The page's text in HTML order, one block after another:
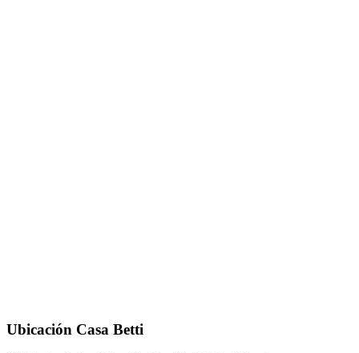
Ubicación Casa Betti